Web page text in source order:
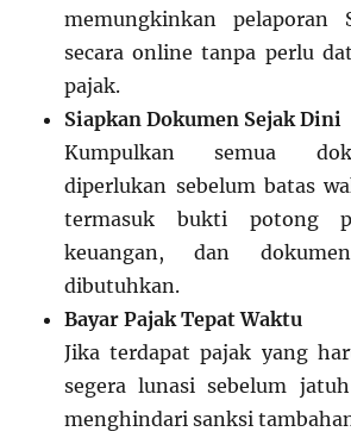
memungkinkan pelaporan
secara online tanpa perlu
pajak.
Siapkan Dokumen Sejak Dini
Kumpulkan semua
diperlukan sebelum batas
termasuk bukti potong
keuangan, dan
dibutuhkan.
Bayar Pajak Tepat Waktu
Jika terdapat pajak yang
segera lunasi sebelum
menghindari sanksi